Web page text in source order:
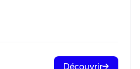
Découvrir